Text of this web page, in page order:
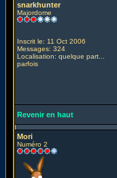
snarkhunter
Majordome
Inscrit le: 11 Oct 2006
Messages: 324
Localisation: quelque part...
parfois
Revenir en haut
Mori
Numéro 2